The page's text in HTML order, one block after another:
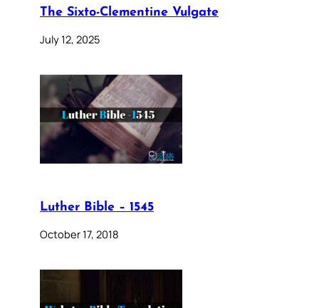
The Sixto-Clementine Vulgate
July 12, 2025
Luther Bible – 1545
October 17, 2018